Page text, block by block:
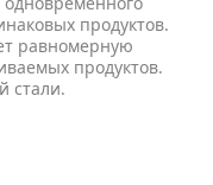
продуктов.
равномерную
продуктов.
стали.